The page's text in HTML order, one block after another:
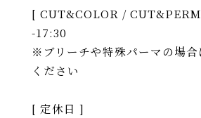
[ CUT&COLOR /
-17:30
※ブリーチや特殊パーマの場
ください
[ 定休日 ]